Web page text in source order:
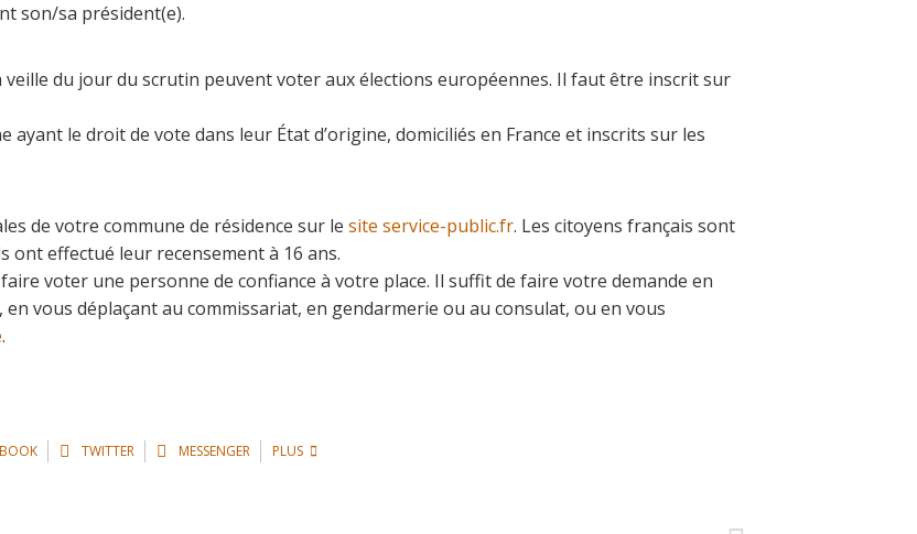
son/sa président(e).
veille du jour du scrutin peuvent voter aux élections européennes. Il faut être inscrit sur
le droit de vote dans leur État d’origine, domiciliés en France et inscrits sur les
de votre commune de résidence sur le site service-public.fr. Les citoyens français sont
ont effectué leur recensement à 16 ans.
voter une personne de confiance à votre place. Il suffit de faire votre demande en
vous déplaçant au commissariat, en gendarmerie ou au consulat, ou en vous
.
TWITTER MESSENGER PLUS